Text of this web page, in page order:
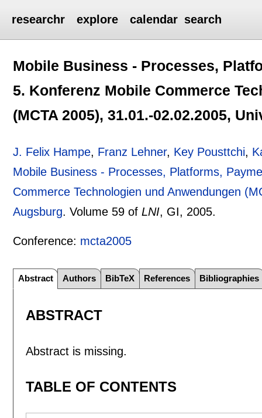
researchr explore calendar search
Mobile Business - Processes,
5. Konferenz Mobile Commerce
(MCTA 2005), 31.01.-02.02.2005,
J. Felix Hampe, Franz Lehner, Key Pousttchi,
Mobile Business - Processes, Platforms,
Commerce Technologien und Anwendungen
Augsburg.Volume 59 ofLNI, GI, 2005.
Conference: mcta2005
Abstract Authors BibTeX References Bibliographies
ABSTRACT
Abstract is missing.
TABLE OF CONTENTS